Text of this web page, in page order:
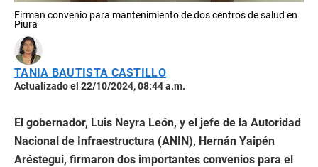
Firman convenio para mantenimiento de dos centros de salud en
Piura
TANIA BAUTISTA CASTILLO
Actualizado el 22/10/2024, 08:44 a.m.
El gobernador, Luis Neyra León, y el jefe de la Autoridad
Nacional de Infraestructura (ANIN), Hernán Yaipén
Aréstegui, firmaron dos importantes convenios para el